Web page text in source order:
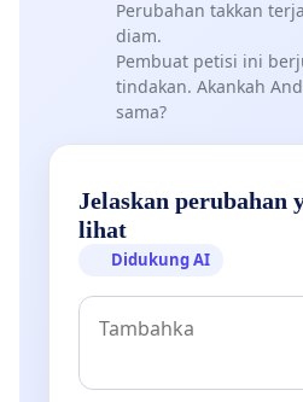
Perubahan takkan
diam.
Pembuat petisi ini
tindakan. Akankah
sama?
Jelaskan perubahan
lihat
Didukung AI